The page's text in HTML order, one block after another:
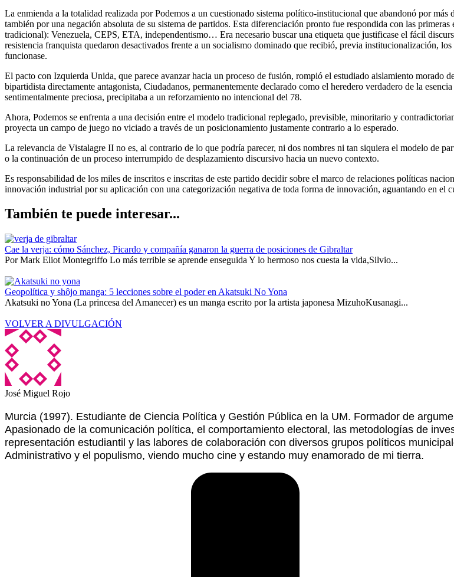
La enmienda a la totalidad realizada por Podemos a un cuestionado sistema político-institucional que abandonó por
también por una negación absoluta de su sistema de partidos. Esta diferenciación pronto fue respondida con las
tradicional): Venezuela, CEPS, ETA, independentismo… Era necesario buscar una etiqueta que justificase el fácil
resistencia franquista quedaron desactivados frente a un socialismo dominado que recibió, previa institucionalización,
funcionase.
El pacto con Izquierda Unida, que parece avanzar hacia un proceso de fusión, rompió el estudiado aislamiento morado
bipartidista directamente antagonista, Ciudadanos, permanentemente declarado como el heredero verdadero de la
sentimentalmente preciosa, precipitaba a un reforzamiento no intencional del 78.
Ahora, Podemos se enfrenta a una decisión entre el modelo tradicional replegado, previsible, minoritario y
proyecta un campo de juego no viciado a través de un posicionamiento justamente contrario a lo esperado.
La relevancia de Vistalagre II no es, al contrario de lo que podría parecer, ni dos nombres ni tan siquiera el modelo de
o la continuación de un proceso interrumpido de desplazamiento discursivo hacia un nuevo contexto.
Es responsabilidad de los miles de inscritos e inscritas de este partido decidir sobre el marco de relaciones políticas
innovación industrial por su aplicación con una categorización negativa de toda forma de innovación, aguantando en el
También te puede interesar...
Cae la verja: cómo Sánchez, Picardo y compañía ganaron la guerra de posiciones de Gibraltar
Por Mark Eliot Montegriffo Lo más terrible se aprende enseguida Y lo hermoso nos cuesta la vida,Silvio...
Geopolítica y shôjo manga: 5 lecciones sobre el poder en Akatsuki No Yona
Akatsuki no Yona (La princesa del Amanecer) es un manga escrito por la artista japonesa MizuhoKusanagi...
VOLVER A DIVULGACIÓN
José Miguel Rojo
Murcia (1997). Estudiante de Ciencia Política y Gestión Pública en la UM. Formador de
Apasionado de la comunicación política, el comportamiento electoral, las metodologías de
representación estudiantil y las labores de colaboración con diversos grupos políticos
Administrativo y el populismo, viendo mucho cine y estando muy enamorado de mi tierra.